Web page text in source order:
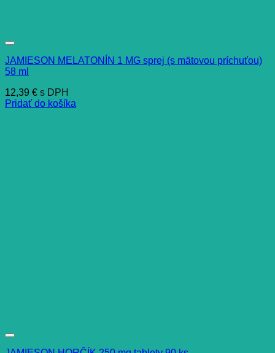
JAMIESON MELATONÍN 1 MG sprej (s mätovou príchuťou)
58 ml
12,39 € s DPH
Pridať do košíka